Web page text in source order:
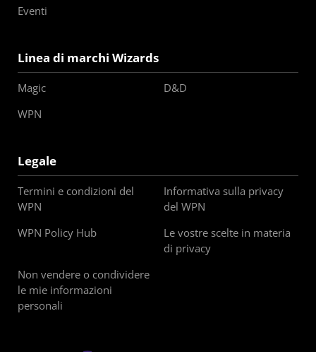
Eventi
Linea di marchi Wizards
Magic
D&D
WPN
Legale
Termini e condizioni del
WPN
Informativa sulla privacy
del WPN
WPN Policy Hub
Le vostre scelte in materia
di privacy
Non vendere o condividere
le mie informazioni
personali